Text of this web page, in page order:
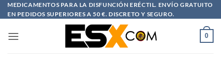
Saltar
al
MEDICAMENTOS PARA LA DISFUNCIÓN ERÉCTIL. ENVÍO GRATUITO
EN PEDIDOS SUPERIORES A 50 €. DISCRETO Y SEGURO.
0